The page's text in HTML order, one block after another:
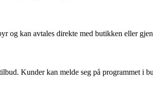
kan avtales direkte med butikken eller
Kunder kan melde seg på programmet i